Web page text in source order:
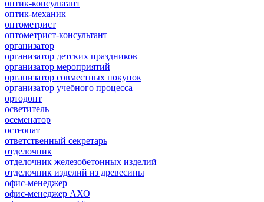
оптик-консультант
оптик-механик
оптометрист
оптометрист-консультант
организатор
организатор детских праздников
организатор мероприятий
организатор совместных покупок
организатор учебного процесса
ортодонт
осветитель
осеменатор
остеопат
ответственный секретарь
отделочник
отделочник железобетонных изделий
отделочник изделий из древесины
офис-менеджер
офис-менеджер АХО